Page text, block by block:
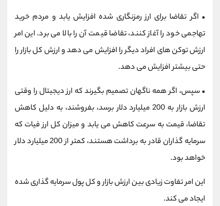
• اگر تقاضا برای ارز رمزنگاری شده افزایش یابد و مردم خرید
تهاجمی خود را آغاز کنند، تقاضا قیمت آن را بالا می برد. این امر
ارزش توکن های افراد دیگر را افزایش می دهد و ارزش کل بازار را
حتی بیشتر افزایش می دهد.
•سپس، اگر همه ناگهان تصمیم بگیرند که ارز دیجیتال را وقتی
ارزش بازار به 200 میلیارد دلار برسد، بفروشند، به دلیل کاهش
تقاضا، قیمت به سرعت کاهش می یابد و میزان کل ارز فیات که
سرمایه گذاران قادر به برداشت هستند، کمتر از 200 میلیارد دلار
خواهد بود.
این امر تفاوت زیادی بین ارزش بازار و کل پول سرمایه گذاری شده
ایجاد می کند.